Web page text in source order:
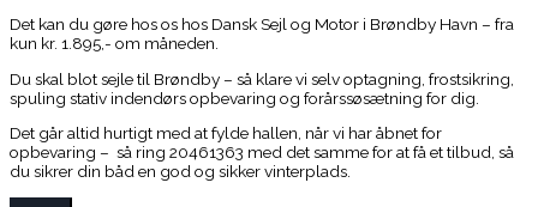
Det kan du gøre hos os hos Dansk Sejl og Motor i Brøndby Havn – fra
kun kr. 1.895,- om måneden.
Du skal blot sejle til Brøndby – så klare vi selv optagning, frostsikring,
spuling stativ indendørs opbevaring og forårssøsætning for dig.
Det går altid hurtigt med at fylde hallen, når vi har åbnet for
opbevaring – så ring 20461363 med det samme for at få et tilbud, så
du sikrer din båd en god og sikker vinterplads.